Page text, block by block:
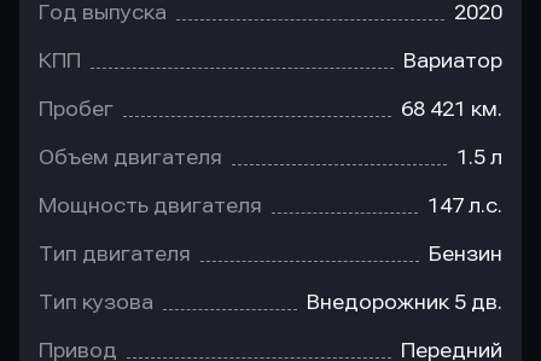
Год выпуска 2020
КПП Вариатор
Пробег 68 421 км.
Объем двигателя 1.5 л
Мощность двигателя 147 л.с.
Тип двигателя Бензин
Тип кузова Внедорожник 5 дв.
Привод Передний